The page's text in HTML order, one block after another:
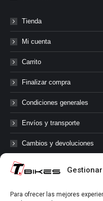
Para ofrecer las mejores
Tienda
Mi cuenta
Carrito
Finalizar compra
Condiciones generales
Envíos y transporte
Cambios y devoluciones
@tbikes.cat #tbikes